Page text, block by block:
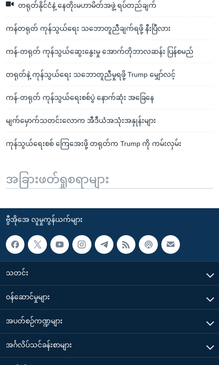
တရုတ်နိုင်ငံနဲ့ နေတိုးမဟာမိတ်အဖွဲ့ ရပ်တည်ချက်
ကန်တရုတ် ကုန်သွယ်ရေး သဘောတူညီချက်ရဖို့ နီးပြီလား
ကန်-တရုတ် ကုန်သွယ်ဆွေးနွေးမှု အောက်တိုဘာလဆန်း ပြန်စမည်
တရုတ်နဲ့ ကုန်သွယ်ရေး သဘောတူညီမှုရဖို့ Trump မျှော်လင့်
ကန်-တရုတ် ကုန်သွယ်ရေးစစ်ပွဲ နောက်ဆုံး အခြေနေ
မျက်မှောက်သတင်းလောက အီဒီယံအသုံးအနှုန်းများ
ကုန်သွယ်ရေးစစ် ကြေအေးဖို့ တရုတ်က Trump ကို ကမ်းလှမ်း
အခြားဖတ်ရှုစရာများ
ဗွီအိုအေ လူမှုကွန်ယက်များ
သတင်း
၀န်ဆောင်မှုများ
အပတ်စဉ်ကဏ္ဍများ
အင်္ဂလိပ်သင်ခန်းစာများ